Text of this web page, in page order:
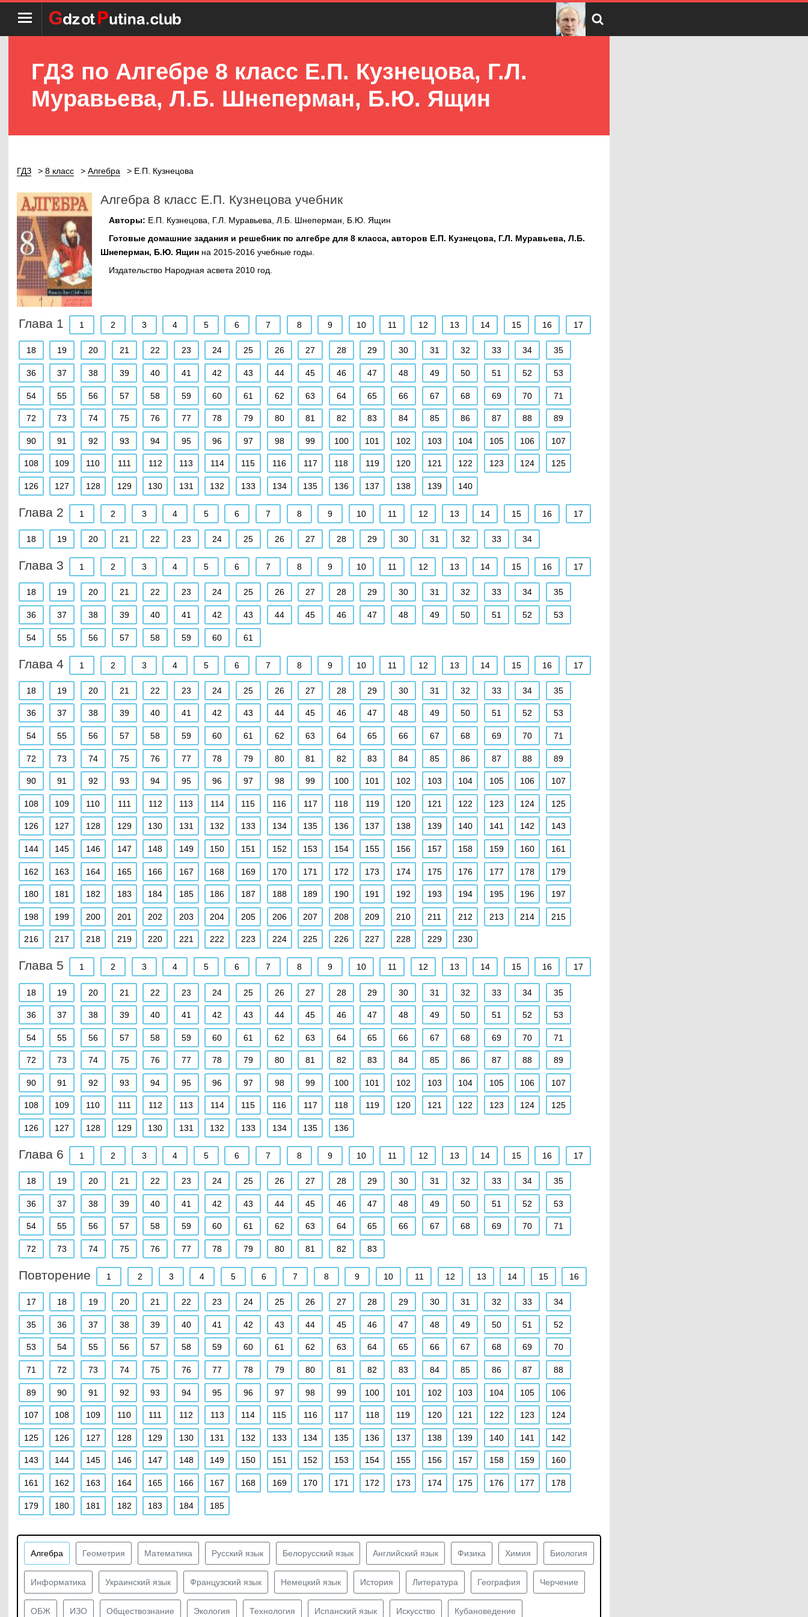
ГДЗ по Алгебре 8 класс Е.П. Кузнецова, Г.Л.
Муравьева, Л.Б. Шнеперман, Б.Ю. Ящин
ГДЗ 8 класс Алгебра Е.П. Кузнецова
Алгебра 8 класс Е.П. Кузнецова учебник
Авторы: Е.П. Кузнецова, Г.Л. Муравьева, Л.Б. Шнеперман, Б.Ю. Ящин
Готовые домашние задания и решебник по алгебре для 8 класса, авторов Е.П. Кузнецова, Г.Л. Муравьева, Л.Б.
Шнеперман, Б.Ю. Ящин на 2015-2016 учебные годы.
Издательство Народная асвета 2010 год.
Глава 1 1 2 3 4 5 6 7 8 9 10 11 12 13 14 15 16 17
18 19 20 21 22 23 24 25 26 27 28 29 30 31 32 33 34 35
36 37 38 39 40 41 42 43 44 45 46 47 48 49 50 51 52 53
54 55 56 57 58 59 60 61 62 63 64 65 66 67 68 69 70 71
72 73 74 75 76 77 78 79 80 81 82 83 84 85 86 87 88 89
90 91 92 93 94 95 96 97 98 99 100 101 102 103 104 105 106 107
108 109 110 111 112 113 114 115 116 117 118 119 120 121 122 123 124 125
126 127 128 129 130 131 132 133 134 135 136 137 138 139 140
Глава 2 1 2 3 4 5 6 7 8 9 10 11 12 13 14 15 16 17
18 19 20 21 22 23 24 25 26 27 28 29 30 31 32 33 34
Глава 3 1 2 3 4 5 6 7 8 9 10 11 12 13 14 15 16 17
18 19 20 21 22 23 24 25 26 27 28 29 30 31 32 33 34 35
36 37 38 39 40 41 42 43 44 45 46 47 48 49 50 51 52 53
54 55 56 57 58 59 60 61
Глава 4 1 2 3 4 5 6 7 8 9 10 11 12 13 14 15 16 17
18 19 20 21 22 23 24 25 26 27 28 29 30 31 32 33 34 35
36 37 38 39 40 41 42 43 44 45 46 47 48 49 50 51 52 53
54 55 56 57 58 59 60 61 62 63 64 65 66 67 68 69 70 71
72 73 74 75 76 77 78 79 80 81 82 83 84 85 86 87 88 89
90 91 92 93 94 95 96 97 98 99 100 101 102 103 104 105 106 107
108 109 110 111 112 113 114 115 116 117 118 119 120 121 122 123 124 125
126 127 128 129 130 131 132 133 134 135 136 137 138 139 140 141 142 143
144 145 146 147 148 149 150 151 152 153 154 155 156 157 158 159 160 161
162 163 164 165 166 167 168 169 170 171 172 173 174 175 176 177 178 179
180 181 182 183 184 185 186 187 188 189 190 191 192 193 194 195 196 197
198 199 200 201 202 203 204 205 206 207 208 209 210 211 212 213 214 215
216 217 218 219 220 221 222 223 224 225 226 227 228 229 230
Глава 5 1 2 3 4 5 6 7 8 9 10 11 12 13 14 15 16 17
18 19 20 21 22 23 24 25 26 27 28 29 30 31 32 33 34 35
36 37 38 39 40 41 42 43 44 45 46 47 48 49 50 51 52 53
54 55 56 57 58 59 60 61 62 63 64 65 66 67 68 69 70 71
72 73 74 75 76 77 78 79 80 81 82 83 84 85 86 87 88 89
90 91 92 93 94 95 96 97 98 99 100 101 102 103 104 105 106 107
108 109 110 111 112 113 114 115 116 117 118 119 120 121 122 123 124 125
126 127 128 129 130 131 132 133 134 135 136
Глава 6 1 2 3 4 5 6 7 8 9 10 11 12 13 14 15 16 17
18 19 20 21 22 23 24 25 26 27 28 29 30 31 32 33 34 35
36 37 38 39 40 41 42 43 44 45 46 47 48 49 50 51 52 53
54 55 56 57 58 59 60 61 62 63 64 65 66 67 68 69 70 71
72 73 74 75 76 77 78 79 80 81 82 83
Повторение 1 2 3 4 5 6 7 8 9 10 11 12 13 14 15 16
17 18 19 20 21 22 23 24 25 26 27 28 29 30 31 32 33 34
35 36 37 38 39 40 41 42 43 44 45 46 47 48 49 50 51 52
53 54 55 56 57 58 59 60 61 62 63 64 65 66 67 68 69 70
71 72 73 74 75 76 77 78 79 80 81 82 83 84 85 86 87 88
89 90 91 92 93 94 95 96 97 98 99 100 101 102 103 104 105 106
107 108 109 110 111 112 113 114 115 116 117 118 119 120 121 122 123 124
125 126 127 128 129 130 131 132 133 134 135 136 137 138 139 140 141 142
143 144 145 146 147 148 149 150 151 152 153 154 155 156 157 158 159 160
161 162 163 164 165 166 167 168 169 170 171 172 173 174 175 176 177 178
179 180 181 182 183 184 185
Алгебра Геометрия Математика Русский язык Белорусский язык Английский язык Физика Химия Биология
Информатика Украинский язык Французский язык Немецкий язык История Литература География Черчение
ОБЖ ИЗО Обществознание Экология Технология Испанский язык Искусство Кубановедение